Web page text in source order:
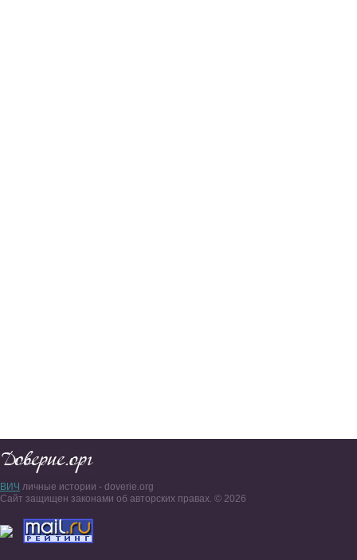
ВИЧ личные истории - doverie.org
Сайт защищен законами об авторских правах. © 2026